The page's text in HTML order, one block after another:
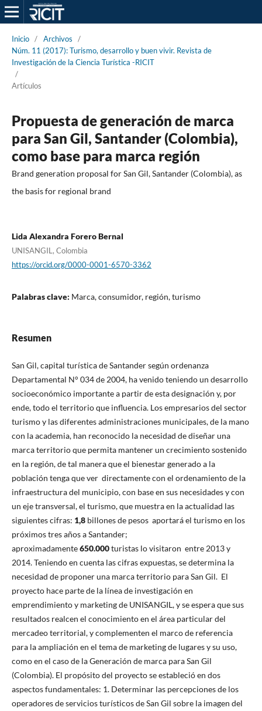
Inicio / Archivos
/
Núm. 11 (2017): Turismo, desarrollo y buen vivir. Revista de
Investigación de la Ciencia Turística -RICIT
/
Artículos
Propuesta de generación de marca
para San Gil, Santander (Colombia),
como base para marca región
Brand generation proposal for San Gil, Santander (Colombia), as
the basis for regional brand
Lida Alexandra Forero Bernal
UNISANGIL, Colombia
https://orcid.org/0000-0001-6570-3362
Palabras clave: Marca, consumidor, región, turismo
Resumen
San Gil, capital turística de Santander según ordenanza
Departamental N° 034 de 2004, ha venido teniendo un desarrollo
socioeconómico importante a partir de esta designación y, por
ende, todo el territorio que influencia. Los empresarios del sector
turismo y las diferentes administraciones municipales, de la mano
con la academia, han reconocido la necesidad de diseñar una
marca territorio que permita mantener un crecimiento sostenido
en la región, de tal manera que el bienestar generado a la
población tenga que ver directamente con el ordenamiento de la
infraestructura del municipio, con base en sus necesidades y con
un eje transversal, el turismo, que muestra en la actualidad las
siguientes cifras: 1,8 billones de pesos aportará el turismo en los
próximos tres años a Santander;
aproximadamente650.000turistas lo visitaron entre 2013 y
2014. Teniendo en cuenta las cifras expuestas, se determina la
necesidad de proponer una marca territorio para San Gil. El
proyecto hace parte de la línea de investigación en
emprendimiento y marketing de UNISANGIL, y se espera que sus
resultados realcen el conocimiento en el área particular del
mercadeo territorial, y complementen el marco de referencia
para la ampliación en el tema de marketing de lugares y su uso,
como en el caso de la Generación de marca para San Gil
(Colombia). El propósito del proyecto se estableció en dos
aspectos fundamentales: 1. Determinar las percepciones de los
operadores de servicios turísticos de San Gil sobre la imagen del